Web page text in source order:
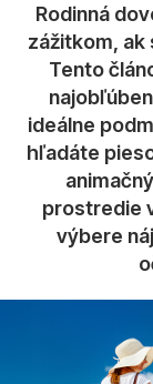
Rodinná
zážitkom, ak
Tento
ideálne
hľadáte
prostredie
výbere